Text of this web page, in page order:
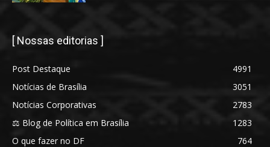
[ Nossas editorias ]
Post Destaque
4991
Notícias de Brasília
3051
Notícias Corporativas
2783
⚖️ Blog de Política em Brasília
1283
O que fazer no DF
764